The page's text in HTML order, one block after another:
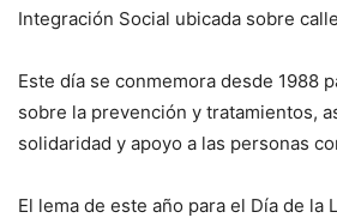
Integración Social ubicada sobre
Este día se conmemora desde 1988
sobre la prevención y tratamientos,
solidaridad y apoyo a las personas
El lema de este año para el Día de la